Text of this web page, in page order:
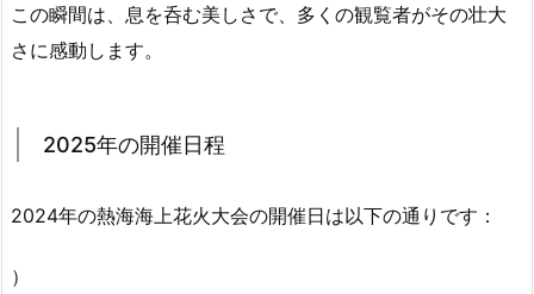
この瞬間は、息を呑む美しさで、多くの観覧者がその壮大
さに感動します。
2025年の開催日程
2024年の熱海海上花火大会の開催日は以下の通りです：
）